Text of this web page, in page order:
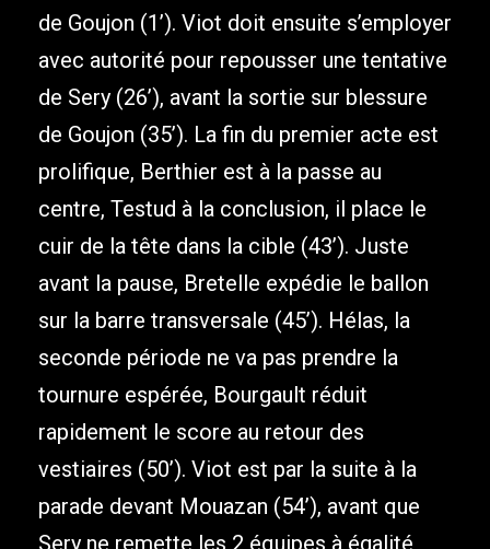
de Goujon (1’). Viot doit ensuite s’employer
avec autorité pour repousser une tentative
de Sery (26’), avant la sortie sur blessure
de Goujon (35’). La fin du premier acte est
prolifique, Berthier est à la passe au
centre, Testud à la conclusion, il place le
cuir de la tête dans la cible (43’). Juste
avant la pause, Bretelle expédie le ballon
sur la barre transversale (45’). Hélas, la
seconde période ne va pas prendre la
tournure espérée, Bourgault réduit
rapidement le score au retour des
vestiaires (50’). Viot est par la suite à la
parade devant Mouazan (54’), avant que
Sery ne remette les 2 équipes à égalité